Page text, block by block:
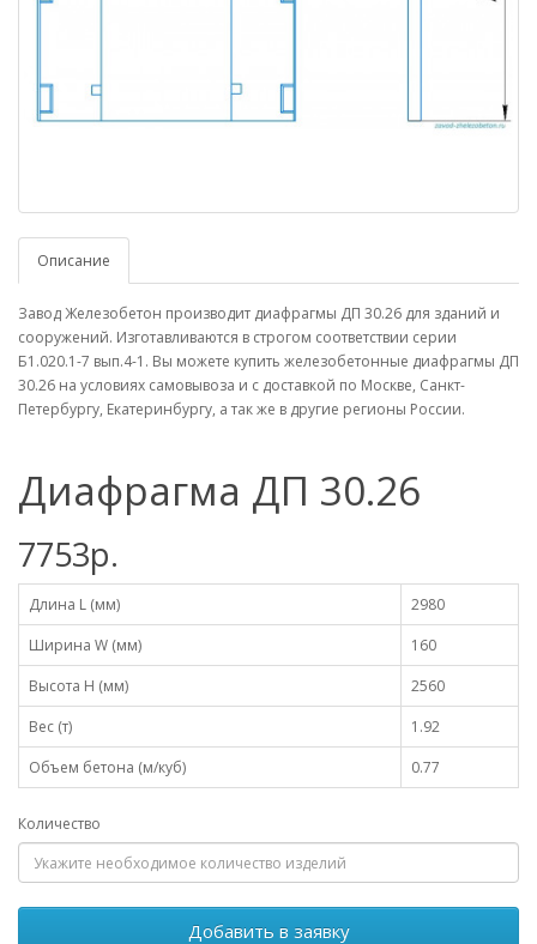
Описание
Завод Железобетон производит диафрагмы ДП 30.26 для зданий и
сооружений. Изготавливаются в строгом соответствии серии
Б1.020.1-7 вып.4-1. Вы можете купить железобетонные диафрагмы ДП
30.26 на условиях самовывоза и с доставкой по Москве, Санкт-
Петербургу, Екатеринбургу, а так же в другие регионы России.
Диафрагма ДП 30.26
7753р.
Длина L (мм)
2980
Ширина W (мм)
160
Высота H (мм)
2560
Вес (т)
1.92
Объем бетона (м/куб)
0.77
Количество
Добавить в заявку